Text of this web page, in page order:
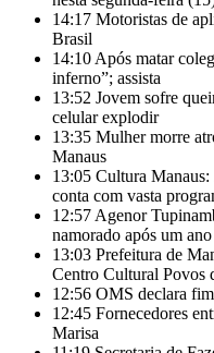
14:17 Motoristas de
Brasil
14:10 Após matar
inferno”; assista
13:52 Jovem sofre
celular explodir
13:35 Mulher morre
Manaus
13:05 Cultura Manaus:
conta com vasta
12:57 Agenor
namorado após um
13:03 Prefeitura de
Centro Cultural Povos
12:56 OMS declara
12:45 Fornecedores
Marisa